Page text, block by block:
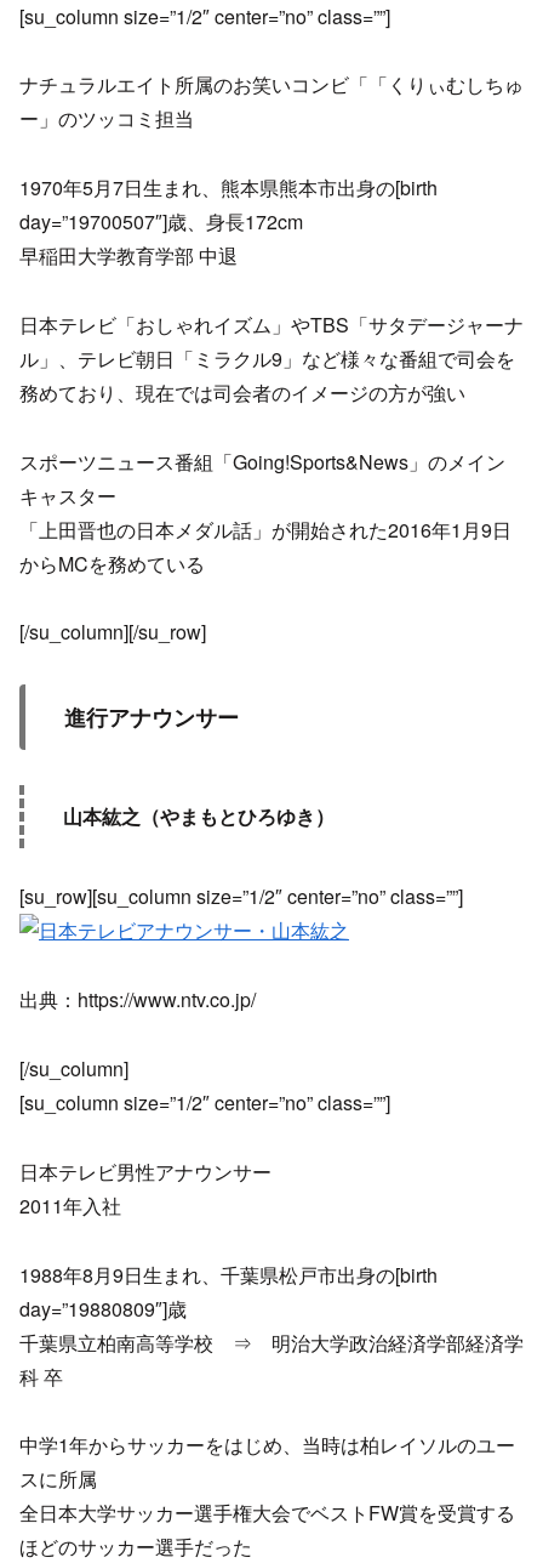
[su_column size=”1/2″ center=”no” class=””]
ナチュラルエイト所属のお笑いコンビ「「くりぃむしちゅ
ー」のツッコミ担当
1970年5月7日生まれ、熊本県熊本市出身の[birth
day=”19700507″]歳、身長172cm
早稲田大学教育学部 中退
日本テレビ「おしゃれイズム」やTBS「サタデージャーナ
ル」、テレビ朝日「ミラクル9」など様々な番組で司会を
務めており、現在では司会者のイメージの方が強い
スポーツニュース番組「Going!Sports&News」のメイン
キャスター
「上田晋也の日本メダル話」が開始された2016年1月9日
からMCを務めている
[/su_column][/su_row]
進行アナウンサー
山本紘之（やまもとひろゆき）
[su_row][su_column size=”1/2″ center=”no” class=””]
出典：https://www.ntv.co.jp/
[/su_column]
[su_column size=”1/2″ center=”no” class=””]
日本テレビ男性アナウンサー
2011年入社
1988年8月9日生まれ、千葉県松戸市出身の[birth
day=”19880809″]歳
千葉県立柏南高等学校 ⇒ 明治大学政治経済学部経済学
科 卒
中学1年からサッカーをはじめ、当時は柏レイソルのユー
スに所属
全日本大学サッカー選手権大会でベストFW賞を受賞する
ほどのサッカー選手だった